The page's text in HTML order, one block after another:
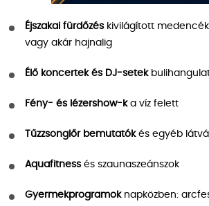
Éjszakai fürdőzéskivilágított
vagy akár hajnalig
Élő koncertek és DJ-setek
Fény- és lézershow-ka víz felett
Tűzzsonglőr bemutatókés egyéb
Aquafitnessés szaunaszeánszok
Gyermekprogramoknapközben: